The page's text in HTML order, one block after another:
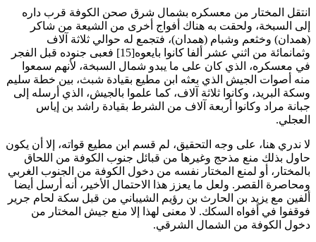
انتقل المختار من معسكره بشمال شرق صحن الكوفة قرب داره
إلى السبخة، ولحقت به هناك أفواج أخرى من الشيعة من شاكر
(همدان) وخثعم وشبام (همدان)، فتجمع له حوالي ثلاثة آلاف
وثمانمائة من اثني عشر ألفا كانوا بايعوه[15] فعبى جنوده قبل الفجر
في معسكره، الذي كان على ما يبدو شمال السبخة، لأنهم سمعوا
منه أصوات الجيش الذي بعثه ابن مطيع بقيادة شبث، بين خطة سليم
وسكة البريد، وكانوا ثلاثة آلاف، كما علموا بالجيش، الذي أرسله إلى
جبانة مراد وكانوا أربعة آلاف من الشرط بقيادة راشد بن إياس
العجلي.
لا ندري هنا، على وجه التحقيق، لم قسم ابن مطيع قواته، إلا أن يكون
حاول بذلك منع مذحج وغيرها من قبائل جنوب الكوفة من اللحاق
بالمختار، أو لمنع المختار نفسه من دخول الكوفة من الجنوب الغربي
ومحاصرة القصر. ولعل ما يعزز هذا الاحتمال الأخير، أنه أرسل أيضا
ألفين مع يزيد بن الحارث بن رؤيم الشيباني من قبل سكة لحام جرير
فوقفوا في أفواه السكك. لا معنى لهذا إلا منع جيش المختار من
دخول الكوفة من الشمال الشرقي.